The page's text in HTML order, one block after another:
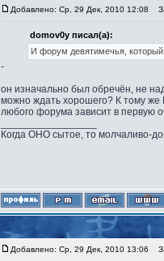
Добавлено: Ср, 29 Дек, 2010 12:08
domov0y писал(а):
И форум девятимечья,
-
он изначально был обречён, не
можно ждать хорошего? К тому же
любого форума зависит в первую
Когда ОНО сытое, то молчаливо-
Добавлено: Ср, 29 Дек, 2010 13:06